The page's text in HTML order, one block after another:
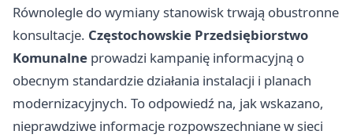
Równolegle do wymiany stanowisk trwają obustronne
konsultacje. Częstochowskie Przedsiębiorstwo
Komunalne prowadzi kampanię informacyjną o
obecnym standardzie działania instalacji i planach
modernizacyjnych. To odpowiedź na, jak wskazano,
nieprawdziwe informacje rozpowszechniane w sieci